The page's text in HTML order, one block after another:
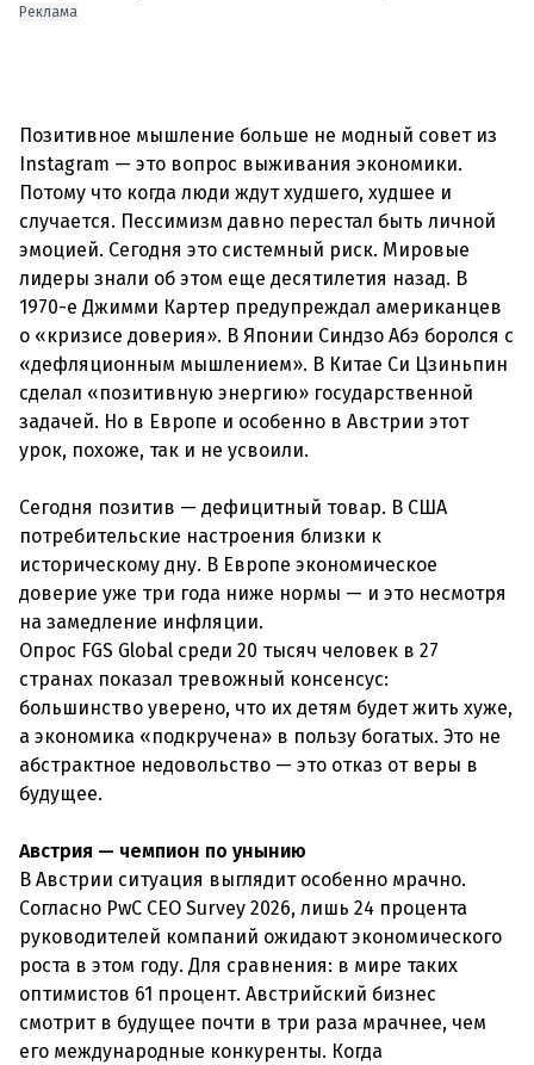
Реклама
Позитивное мышление больше не модный совет из
Instagram — это вопрос выживания экономики.
Потому что когда люди ждут худшего, худшее и
случается. Пессимизм давно перестал быть личной
эмоцией. Сегодня это системный риск. Мировые
лидеры знали об этом еще десятилетия назад. В
1970-е Джимми Картер предупреждал американцев
о «кризисе доверия». В Японии Синдзо Абэ боролся с
«дефляционным мышлением». В Китае Си Цзиньпин
сделал «позитивную энергию» государственной
задачей. Но в Европе и особенно в Австрии этот
урок, похоже, так и не усвоили.
Сегодня позитив — дефицитный товар. В США
потребительские настроения близки к
историческому дну. В Европе экономическое
доверие уже три года ниже нормы — и это несмотря
на замедление инфляции.
Опрос FGS Global среди 20 тысяч человек в 27
странах показал тревожный консенсус:
большинство уверено, что их детям будет жить хуже,
а экономика «подкручена» в пользу богатых. Это не
абстрактное недовольство — это отказ от веры в
будущее.
Австрия — чемпион по унынию
В Австрии ситуация выглядит особенно мрачно.
Согласно PwC CEO Survey 2026, лишь 24 процента
руководителей компаний ожидают экономического
роста в этом году. Для сравнения: в мире таких
оптимистов 61 процент. Австрийский бизнес
смотрит в будущее почти в три раза мрачнее, чем
его международные конкуренты. Когда